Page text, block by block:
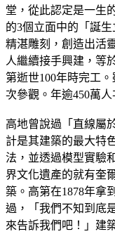
堂，從此認定是一生
的3個立面中的「誕
精湛雕刻，創造出活
人繼續接手興建，等
第逝世100年時完工
次參觀。年逾450萬人
高地曾說過「直線屬
計是其建築的最大特
法，並透過模型實驗
界文化遺產的就有奎
築。高第在1878年拿
過，「我們不知到底
來告訴我們吧！」建